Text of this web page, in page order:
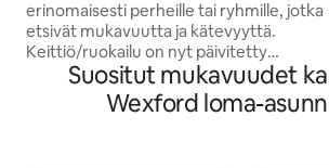
erinomaisesti perheille tai ryhmille, jotka
etsivät mukavuutta ja kätevyyttä.
Keittiö/ruokailu on nyt päivitetty
vuoteen 2025 ilmastointiin. Blackwater
äänestettiin Wexfordin siisteimmäksi
kaupungiksi vuosina 2023 ja 2024.
Suositut mukavuudet
Wexford loma-